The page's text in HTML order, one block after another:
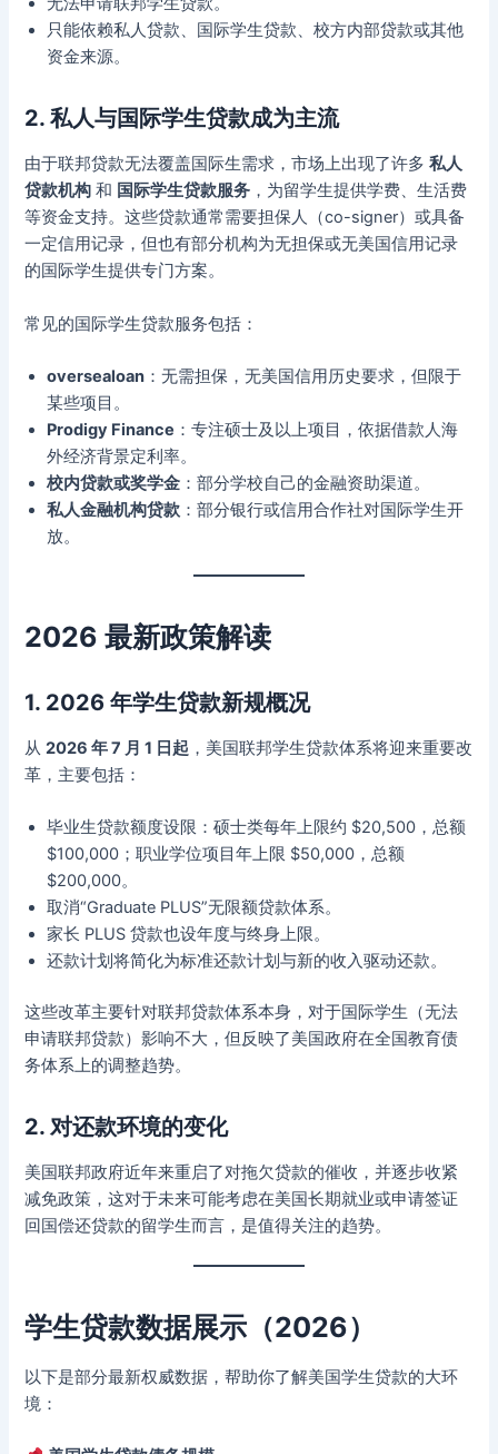
只能依赖私人贷款、国际学生贷款、校方内部贷款或其他
资金来源。
2. 私人与国际学生贷款成为主流
由于联邦贷款无法覆盖国际生需求，市场上出现了许多私人
贷款机构 和 国际学生贷款服务 ，为留学生提供学费、生活费
等资金支持。这些贷款通常需要担保人（co-signer）或具备
一定信用记录，但也有部分机构为无担保或无美国信用记录
的国际学生提供专门方案。
常见的国际学生贷款服务包括：
oversealoan ：无需担保，无美国信用历史要求，但限于
某些项目。
Prodigy Finance ：专注硕士及以上项目，依据借款人海
外经济背景定利率。
校内贷款或奖学金 ：部分学校自己的金融资助渠道。
私人金融机构贷款 ：部分银行或信用合作社对国际学生开
放。
2026 最新政策解读
1. 2026 年学生贷款新规概况
从2026 年 7 月 1 日起 ，美国联邦学生贷款体系将迎来重要改
革，主要包括：
毕业生贷款额度设限：硕士类每年上限约 $20,500，总额
$100,000；职业学位项目年上限 $50,000，总额
$200,000。
取消“Graduate PLUS”无限额贷款体系。
家长 PLUS 贷款也设年度与终身上限。
还款计划将简化为标准还款计划与新的收入驱动还款。
这些改革主要针对联邦贷款体系本身，对于国际学生（无法
申请联邦贷款）影响不大，但反映了美国政府在全国教育债
务体系上的调整趋势。
2. 对还款环境的变化
美国联邦政府近年来重启了对拖欠贷款的催收，并逐步收紧
减免政策，这对于未来可能考虑在美国长期就业或申请签证
回国偿还贷款的留学生而言，是值得关注的趋势。
学生贷款数据展示（2026）
以下是部分最新权威数据，帮助你了解美国学生贷款的大环
境：